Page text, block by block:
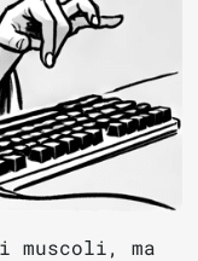
muscoli, ma